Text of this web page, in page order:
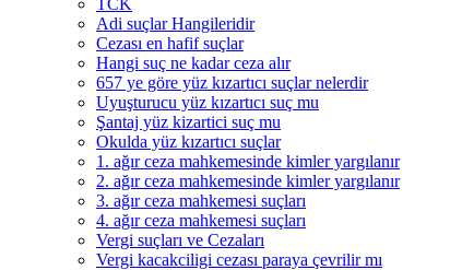
TCK
Adi suçlar Hangileridir
Cezası en hafif suçlar
Hangi suç ne kadar ceza alır
657 ye göre yüz kızartıcı suçlar nelerdir
Uyuşturucu yüz kızartıcı suç mu
Şantaj yüz kizartici suç mu
Okulda yüz kızartıcı suçlar
1. ağır ceza mahkemesinde kimler yargılanır
2. ağır ceza mahkemesinde kimler yargılanır
3. ağır ceza mahkemesi suçları
4. ağır ceza mahkemesi suçları
Vergi suçları ve Cezaları
Vergi kacakciligi cezası paraya çevrilir mı